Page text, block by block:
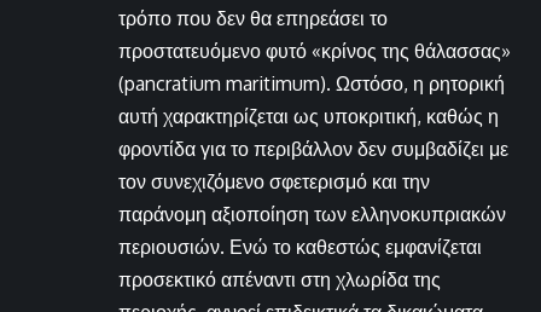
τρόπο που δεν θα επηρεάσει το
προστατευόμενο φυτό «κρίνος της θάλασσας»
(pancratium maritimum). Ωστόσο, η ρητορική
αυτή χαρακτηρίζεται ως υποκριτική, καθώς η
φροντίδα για το περιβάλλον δεν συμβαδίζει με
τον συνεχιζόμενο σφετερισμό και την
παράνομη αξιοποίηση των ελληνοκυπριακών
περιουσιών. Ενώ το καθεστώς εμφανίζεται
προσεκτικό απέναντι στη χλωρίδα της